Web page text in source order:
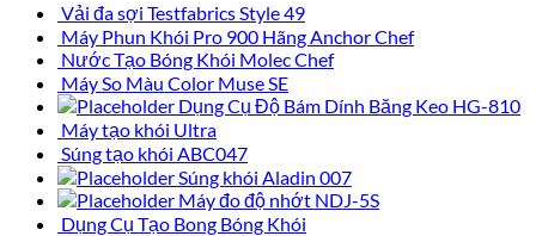
Vải đa sợi Testfabrics Style 49
Máy Phun Khói Pro 900 Hãng Anchor Chef
Nước Tạo Bóng Khói Molec Chef
Máy So Màu Color Muse SE
Dụng Cụ Độ Bám Dính Băng Keo HG-810
Máy tạo khói Ultra
Súng tạo khói ABC047
Súng khói Aladin 007
Máy đo độ nhớt NDJ-5S
Dụng Cụ Tạo Bong Bóng Khói